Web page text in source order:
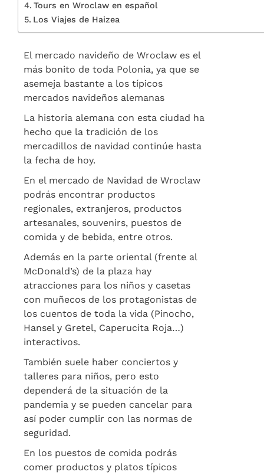
Tours en Wroclaw en español
Los Viajes de Haizea
El mercado navideño de Wroclaw es el
más bonito de toda Polonia, ya que se
asemeja bastante a los típicos
mercados navideños alemanas
La historia alemana con esta ciudad ha
hecho que la tradición de los
mercadillos de navidad continúe hasta
la fecha de hoy.
En el mercado de Navidad de Wroclaw
podrás encontrar productos
regionales, extranjeros, productos
artesanales, souvenirs, puestos de
comida y de bebida, entre otros.
Además en la parte oriental (frente al
McDonald’s) de la plaza hay
atracciones para los niños y casetas
con muñecos de los protagonistas de
los cuentos de toda la vida (Pinocho,
Hansel y Gretel, Caperucita Roja…)
interactivos.
También suele haber conciertos y
talleres para niños, pero esto
dependerá de la situación de la
pandemia y se pueden cancelar para
así poder cumplir con las normas de
seguridad.
En los puestos de comida podrás
comer productos y platos típicos